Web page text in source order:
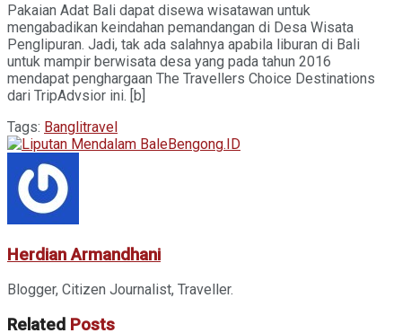
Pakaian Adat Bali dapat disewa wisatawan untuk
mengabadikan keindahan pemandangan di Desa Wisata
Penglipuran. Jadi, tak ada salahnya apabila liburan di Bali
untuk mampir berwisata desa yang pada tahun 2016
mendapat penghargaan The Travellers Choice Destinations
dari TripAdvsior ini. [b]
Tags: Banglitravel
Herdian Armandhani
Blogger, Citizen Journalist, Traveller.
Related Posts